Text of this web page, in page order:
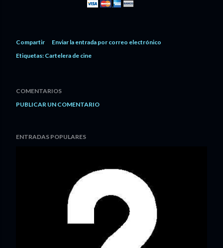
Compartir
Enviar la entrada por correo electrónico
Etiquetas: Cartelera de cine
COMENTARIOS
PUBLICAR UN COMENTARIO
ENTRADAS POPULARES